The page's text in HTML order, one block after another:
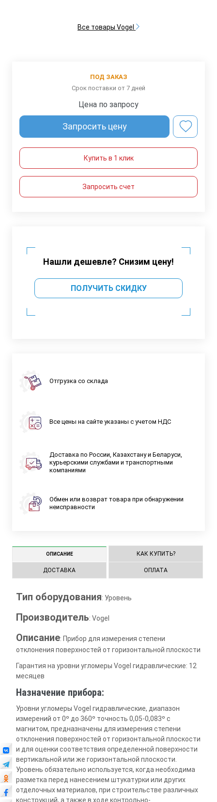
Все товары Vogel
ПОД ЗАКАЗ
Срок поставки от 7 дней
Цена по запросу
Запросить цену
Купить в 1 клик
Запросить счет
Нашли дешевле? Снизим цену!
ПОЛУЧИТЬ СКИДКУ
Отгрузка со склада
Все цены на сайте указаны с учетом НДС
Доставка по России, Казахстану и Беларуси,
курьерскими службами и транспортными
компаниями
Обмен или возврат товара при обнаружении
неисправности
ОПИСАНИЕ КАК КУПИТЬ?
ДОСТАВКА ОПЛАТА
Тип оборудования: Уровень
Производитель: Vogel
Описание: Прибор для измерения степени
отклонения поверхностей от горизонтальной плоскости
Гарантия на уровни угломеры Vogel гидравлические: 12
месяцев
Назначение прибора:
Уровни угломеры Vogel гидравлические, диапазон
измерений от 0º до 360º точность 0,05-0,083º с
магнитом, предназначены для измерения степени
отклонения поверхностей от горизонтальной плоскости
и для оценки соответствия определенной поверхности
вертикальной или же горизонтальной плоскости.
Уровень обязательно используется, когда необходима
разметка перед нанесением штукатурки или других
отделочных материалов, при строительстве различных
конструкций, а также в ходе контрольно-